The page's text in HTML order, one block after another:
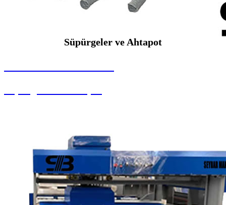
Süpürgeler ve Ahtapot